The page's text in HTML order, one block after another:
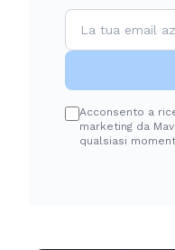
Acconsento a
marketing da
qualsiasi